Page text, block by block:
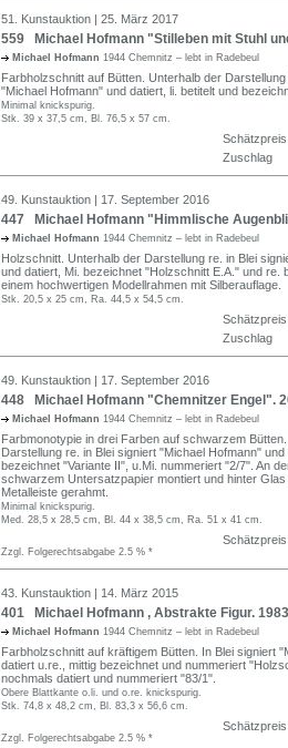
51. Kunstauktion | 25. März 2017
559 Michael Hofmann "Stilleben mit Stuhl
Michael Hofmann 1944 Chemnitz – lebt in Radebeul
Farbholzschnitt auf Bütten. Unterhalb der
"Michael Hofmann" und datiert, li. betitelt und
Minimal knickspurig.
Stk. 39 x 37,5 cm, Bl. 76,5 x 57 cm.
Schätzpreis
Zuschlag
49. Kunstauktion | 17. September 2016
447 Michael Hofmann "Himmlische
Michael Hofmann 1944 Chemnitz – lebt in Radebeul
Holzschnitt. Unterhalb der Darstellung re. in Blei
und datiert, Mi. bezeichnet "Holzschnitt E.A." und re.
einem hochwertigen Modellrahmen mit Silberauflage.
Stk. 20,5 x 25 cm, Ra. 44,5 x 54,5 cm.
Schätzpreis
Zuschlag
49. Kunstauktion | 17. September 2016
448 Michael Hofmann "Chemnitzer Engel".
Michael Hofmann 1944 Chemnitz – lebt in Radebeul
Farbmonotypie in drei Farben auf schwarzem
Darstellung re. in Blei signiert "Michael Hofmann"
bezeichnet "Variante II", u.Mi. nummeriert "2/7". An
schwarzem Untersatzpapier montiert und hinter
Metalleiste gerahmt.
Minimal knickspurig.
Med. 28,5 x 28,5 cm, Bl. 44 x 38,5 cm, Ra. 51 x 41 cm.
Schätzpreis
Zzgl. Folgerechtsabgabe 2.5 % *
43. Kunstauktion | 14. März 2015
401 Michael Hofmann , Abstrakte Figur.
Michael Hofmann 1944 Chemnitz – lebt in Radebeul
Farbholzschnitt auf kräftigem Bütten. In Blei signiert
datiert u.re., mittig bezeichnet und nummeriert
nochmals datiert und nummeriert "83/1".
Obere Blattkante o.li. und o.re. knickspurig.
Stk. 74,8 x 48,2 cm, Bl. 83,3 x 56,6 cm.
Schätzpreis
Zzgl. Folgerechtsabgabe 2.5 % *